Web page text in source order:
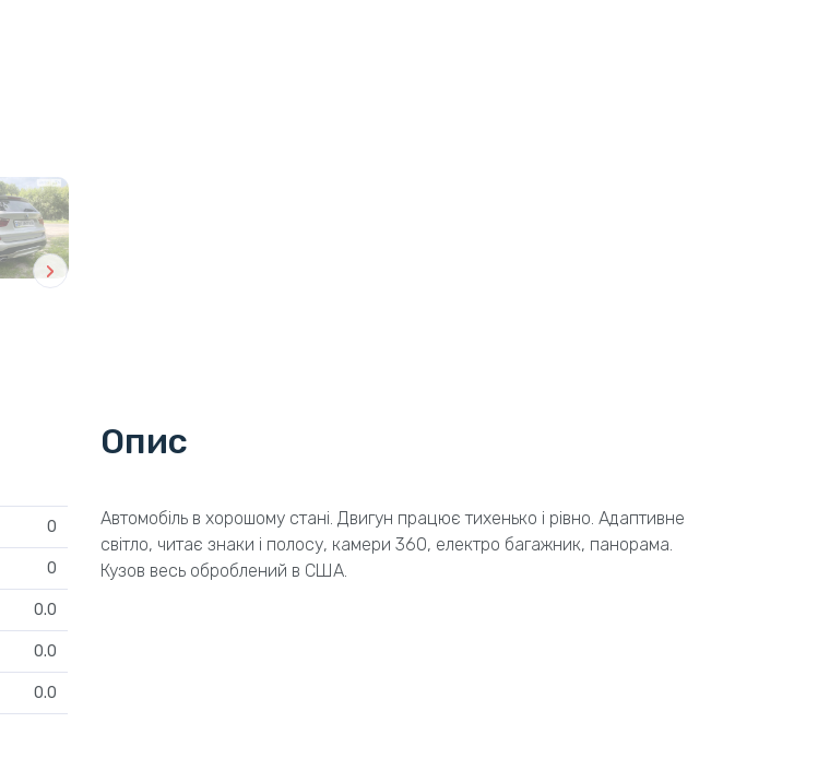
0
0
0.0
0.0
0.0
Опис
Автомобіль в хорошому стані. Двигун працює тихенько і рівно. Адаптивне
світло, читає знаки і полосу, камери 360, електро багажник, панорама.
Кузов весь оброблений в США.